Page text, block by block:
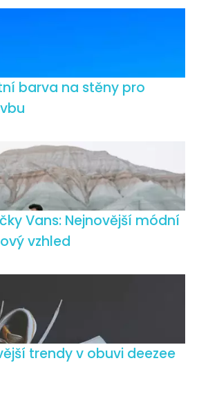
barva na stěny pro
Vans: Nejnovější módní
vzhled
trendy v obuvi deezee